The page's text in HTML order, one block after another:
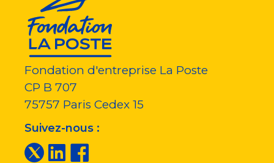
Fondation d'entreprise La Poste
CP B 707
75757 Paris Cedex 15
Suivez-nous :